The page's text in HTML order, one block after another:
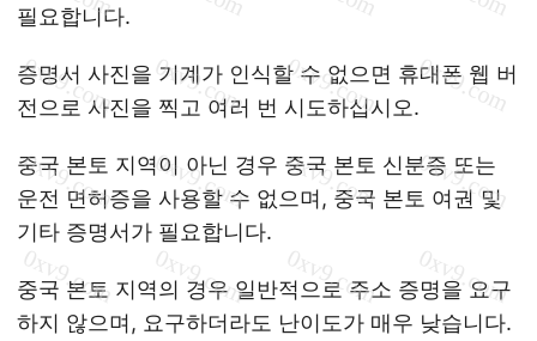
필요합니다.
증명서 사진을 기계가 인식할 수 없으면 휴대폰 웹 버
전으로 사진을 찍고 여러 번 시도하십시오.
중국 본토 지역이 아닌 경우 중국 본토 신분증 또는
운전 면허증을 사용할 수 없으며, 중국 본토 여권 및
기타 증명서가 필요합니다.
중국 본토 지역의 경우 일반적으로 주소 증명을 요구
하지 않으며, 요구하더라도 난이도가 매우 낮습니다.